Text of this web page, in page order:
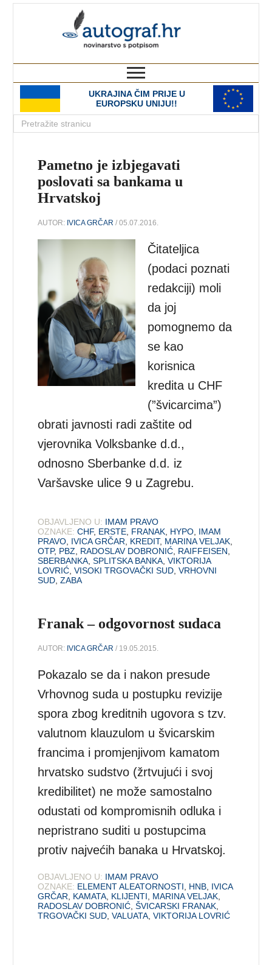
UKRAJINA ČIM PRIJE U
EUROPSKU UNIJU!!
Pametno je izbjegavati
poslovati sa bankama u
Hrvatskoj
AUTOR: IVICA GRČAR / 05.07.2016.
Čitateljica
(podaci poznati
redakciji) moli
da joj
pomognemo da
se kao
korisnica
kredita u CHF
(”švicarcima”)
obrati javnosti radi zaštite od
vjerovnika Volksbanke d.d.,
odnosno Sberbanke d.d. iz
Varšavske ulice 9 u Zagrebu.
OBJAVLJENO U: IMAM PRAVO
OZNAKE: CHF, ERSTE FRANAK HYPO IMAM
PRAVO IVICA GRČAR KREDIT, MARINA VELJAK
OTP, PBZ RADOSLAV DOBRONIĆ RAIFFEISEN
SBERBANKA ,SPLITSKA BANKA ,VIKTORIJA
LOVRIĆ ,VISOKI TRGOVAČKI SUD ,VRHOVNI
SUD ,ZABA
Franak – odgovornost sudaca
AUTOR: IVICA GRČAR / 19.05.2015.
Pokazalo se da i nakon presude
Vrhovnog suda u postupku revizije
spora zbog kreditnih ugovora s tzv.
valutnom klauzulom u švicarskim
francima i promjenjivom kamatom
hrvatsko sudstvo (žrtvujući i svoj
kredibilitet) ne može samostalno
odustati od kompromisnih odluka i
nepristrano suditi u postupcima
protiv najvećih banaka u Hrvatskoj.
OBJAVLJENO U: IMAM PRAVO
OZNAKE: ELEMENT ALEATORNOSTI HNB IVICA
GRČAR
KAMATA KLIJENTI MARINA VELJAK
RADOSLAV DOBRONIĆ ,ŠVICARSKI FRANAK
TRGOVAČKI SUD ,VALUATA ,VIKTORIJA LOVRIĆ